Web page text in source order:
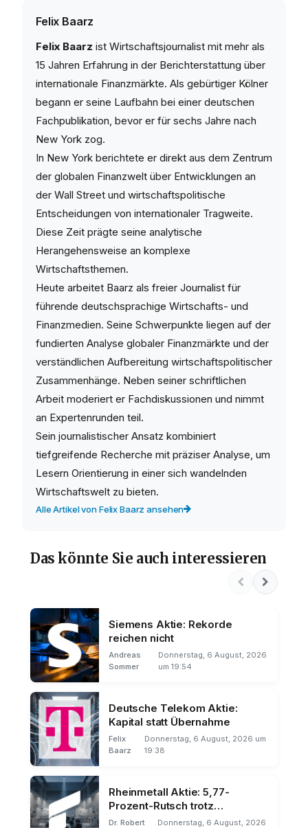
Felix Baarz
Felix Baarz ist Wirtschaftsjournalist mit mehr als
15 Jahren Erfahrung in der Berichterstattung über
internationale Finanzmärkte. Als gebürtiger Kölner
begann er seine Laufbahn bei einer deutschen
Fachpublikation, bevor er für sechs Jahre nach
New York zog.
In New York berichtete er direkt aus dem Zentrum
der globalen Finanzwelt über Entwicklungen an
der Wall Street und wirtschaftspolitische
Entscheidungen von internationaler Tragweite.
Diese Zeit prägte seine analytische
Herangehensweise an komplexe
Wirtschaftsthemen.
Heute arbeitet Baarz als freier Journalist für
führende deutschsprachige Wirtschafts- und
Finanzmedien. Seine Schwerpunkte liegen auf der
fundierten Analyse globaler Finanzmärkte und der
verständlichen Aufbereitung wirtschaftspolitischer
Zusammenhänge. Neben seiner schriftlichen
Arbeit moderiert er Fachdiskussionen und nimmt
an Expertenrunden teil.
Sein journalistischer Ansatz kombiniert
tiefgreifende Recherche mit präziser Analyse, um
Lesern Orientierung in einer sich wandelnden
Wirtschaftswelt zu bieten.
Alle Artikel von Felix Baarz ansehen
Das könnte Sie auch interessieren
Siemens Aktie: Rekorde
reichen nicht
Andreas
Sommer
Donnerstag, 6 August, 2026
um 19:54
Deutsche Telekom Aktie:
Kapital statt Übernahme
Felix
Baarz
Donnerstag, 6 August, 2026 um
19:38
Rheinmetall Aktie: 5,77-
Prozent-Rutsch trotz
Rekordhalbjahr
Dr. Robert
Donnerstag, 6 August, 2026